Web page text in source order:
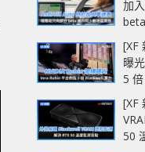
加
[XF
曝
5
[XF
50